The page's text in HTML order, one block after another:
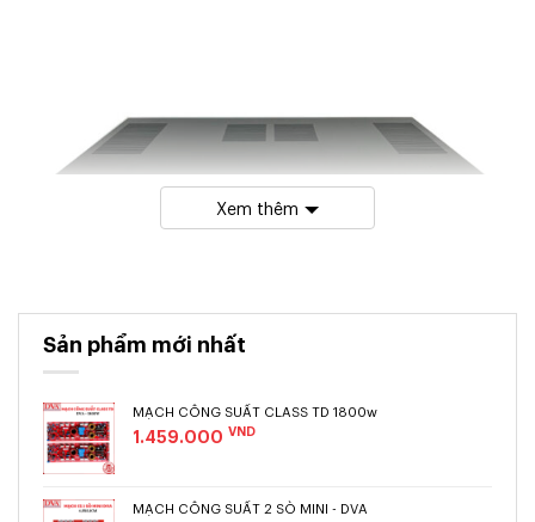
Xem thêm
Sản phẩm mới nhất
MẠCH CÔNG SUẤT CLASS TD 1800w
1.459.000 VND
MẠCH CÔNG SUẤT 2 SÒ MINI - DVA